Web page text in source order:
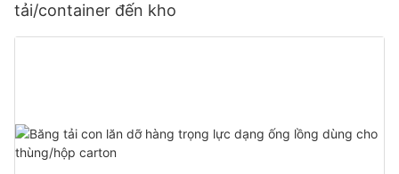
tải/container đến kho